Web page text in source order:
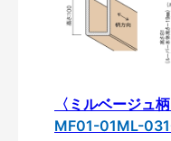
〈ミルベージュ柄
MF01-01ML-